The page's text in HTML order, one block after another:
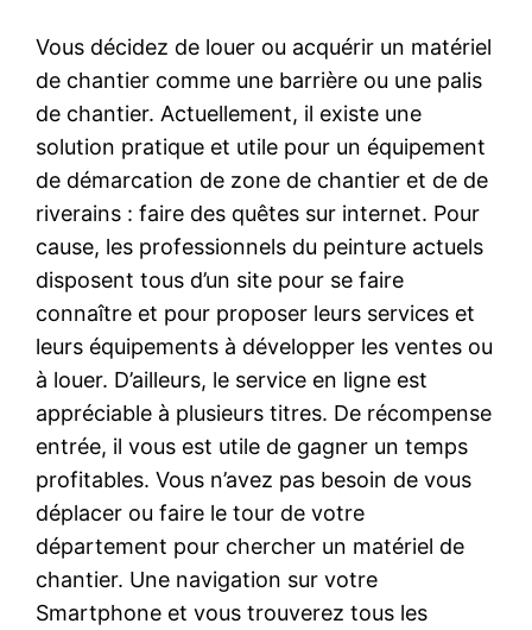
Vous décidez de louer ou acquérir un matériel
de chantier comme une barrière ou une palis
de chantier. Actuellement, il existe une
solution pratique et utile pour un équipement
de démarcation de zone de chantier et de de
riverains : faire des quêtes sur internet. Pour
cause, les professionnels du peinture actuels
disposent tous d’un site pour se faire
connaître et pour proposer leurs services et
leurs équipements à développer les ventes ou
à louer. D’ailleurs, le service en ligne est
appréciable à plusieurs titres. De récompense
entrée, il vous est utile de gagner un temps
profitables. Vous n’avez pas besoin de vous
déplacer ou faire le tour de votre
département pour chercher un matériel de
chantier. Une navigation sur votre
Smartphone et vous trouverez tous les